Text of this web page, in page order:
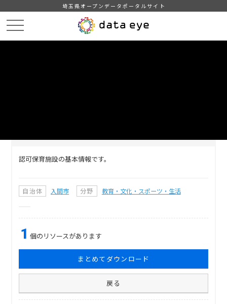
埼玉県オープンデータポータルサイト
認可保育施設の基本情報です。
自治体 入間市 分野 教育・文化・スポーツ・生活
1 個のリソースがあります
まとめてダウンロード
戻る